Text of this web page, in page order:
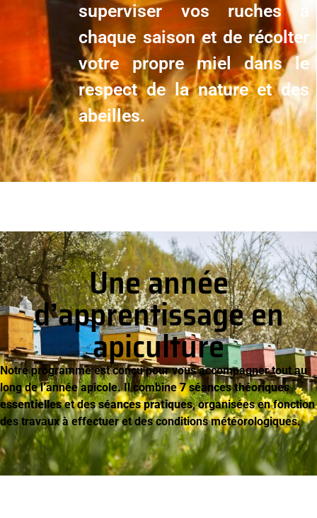
superviser vos ruches à
chaque saison et de récolter
votre propre miel dans le
respect de la nature et des
abeilles.
Une année
d’apprentissage en
apiculture
Notre programme est conçu pour vous accompagner tout au
long de l’année apicole. Il combine7 séances théoriques
essentielleset desséances pratiques, organisées en fonction
des travaux à effectuer et des conditions météorologiques.